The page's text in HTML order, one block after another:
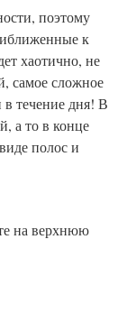
поэтому
к
хаотично, не
самое сложное
в течение дня! В
а то в конце
полос и
на верхнюю